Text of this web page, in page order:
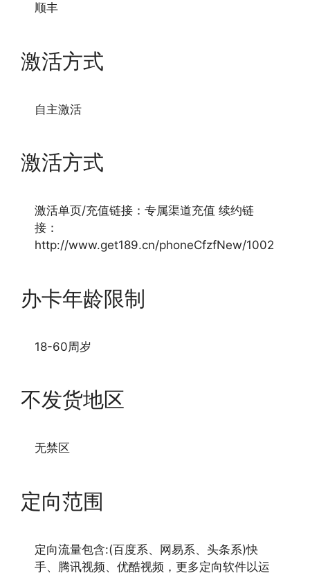
顺丰
激活方式
自主激活
激活方式
激活单页/充值链接：专属渠道充值 续约链
接：
http://www.get189.cn/phoneCfzfNew/1002
办卡年龄限制
18-60周岁
不发货地区
无禁区
定向范围
定向流量包含:(百度系、网易系、头条系)快
手、腾讯视频、优酷视频，更多定向软件以运